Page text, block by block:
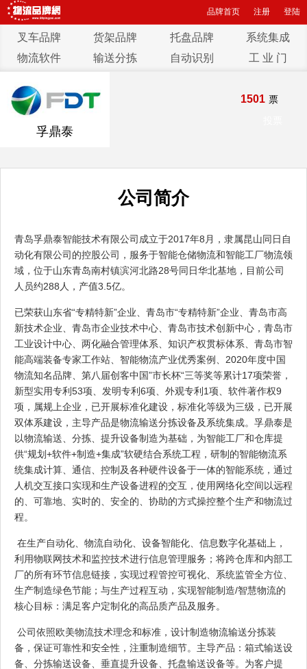
品牌首页 注册 登陆
叉车品牌 货架品牌 托盘品牌
系统集成
物流软件
输送分拣 自动识别 工 业 门
孚鼎泰
1501 票
公司简介
青岛孚鼎泰智能技术有限公司成立于2017年8月，隶属昆山同日自
动化有限公司的控股公司，服务于智能仓储物流和智能工厂物流领
域，位于山东青岛南村镇滨河北路28号同日华北基地，目前公司
人员约288人，产值3.5亿。
已荣获山东省“专精特新”企业、青岛市“专精特新”企业、青岛市高
新技术企业、青岛市企业技术中心、青岛市技术创新中心，青岛市
工业设计中心、两化融合管理体系、知识产权贯标体系、青岛市智
能高端装备专家工作站、智能物流产业优秀案例、2020年度中国
物流知名品牌、第八届创客中国”市长杯“三等奖等累计17项荣誉，
新型实用专利53项、发明专利6项、外观专利1项、软件著作权9
项，属规上企业，已开展标准化建设，标准化等级为三级，已开展
双体系建设，主导产品是物流输送分拣设备及系统集成。孚鼎泰是
以物流输送、分拣、提升设备制造为基础，为智能工厂和仓库提
供“规划+软件+制造+集成”软硬结合系统工程，研制的智能物流系
统集成计算、通信、控制及各种硬件设备于一体的智能系统，通过
人机交互接口实现和生产设备进程的交互，使用网络化空间以远程
的、可靠地、实时的、安全的、协助的方式操控整个生产和物流过
程。
在生产自动化、物流自动化、设备智能化、信息数字化基础上，
利用物联网技术和监控技术进行信息管理服务；将跨仓库和内部工
厂的所有环节信息链接，实现过程管控可视化、系统监管全方位、
生产制造绿色节能；与生产过程互动，实现智能制造/智慧物流的
核心目标：满足客户定制化的高品质产品及服务。
公司依照欧美物流技术理念和标准，设计制造物流输送分拣装
备，保证可靠性和安全性，注重制造细节。主导产品：箱式输送设
备、分拣输送设备、垂直提升设备、托盘输送设备等。为客户提